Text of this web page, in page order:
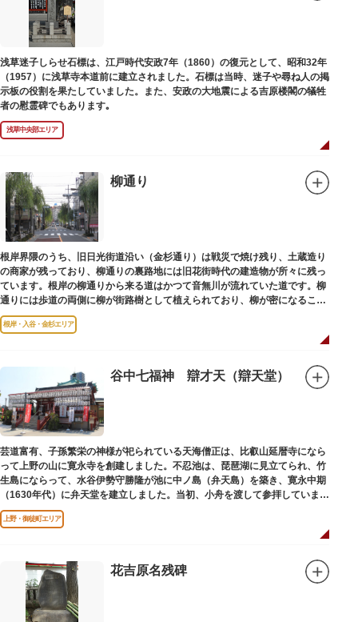
浅草迷子しらせ石標は、江戸時代安政7年（1860）の復元として、昭和32年
（1957）に浅草寺本道前に建立されました。石標は当時、迷子や尋ね人の掲
示板の役割を果たしていました。また、安政の大地震による吉原楼閣の犠牲
者の慰霊碑でもあります｡
浅草中央部エリア
柳通り
根岸界隈のうち、旧日光街道沿い（金杉通り）は戦災で焼け残り、土蔵造り
の商家が残っており、柳通りの裏路地には旧花街時代の建造物が所々に残っ
ています。根岸の柳通りから来る道はかつて音無川が流れていた道です。柳
通りには歩道の両側に柳が街路樹として植えられており、柳が密になるこの
通りがかつて花街のあった界隈です。
根岸・入谷・金杉エリア
谷中七福神 辯才天（辯天堂）
芸道富有、子孫繁栄の神様が祀られている天海僧正は、比叡山延暦寺になら
って上野の山に寛永寺を創建しました。不忍池は、琵琶湖に見立てられ、竹
生島にならって、水谷伊勢守勝隆が池に中ノ島（弁天島）を築き、寛永中期
（1630年代）に弁天堂を建立しました。当初、小舟を渡して参拝していまし
たが、後に橋が架けられました。
上野・御徒町エリア
花吉原名残碑